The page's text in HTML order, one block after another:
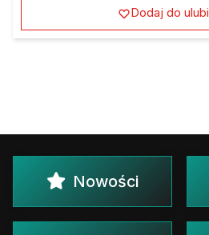
Dodaj do
Nowości